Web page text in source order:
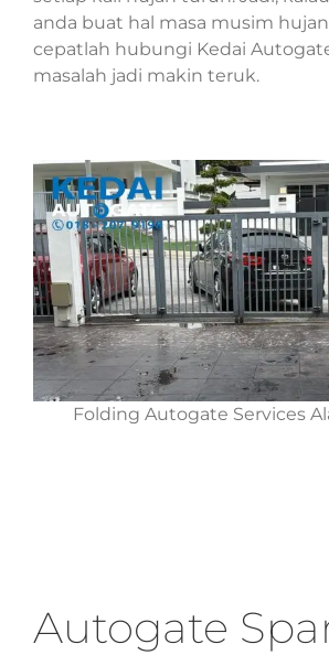
anda buat hal masa musim
cepatlah hubungi Kedai
masalah jadi makin teruk.
Folding Autogate Services
Autogate